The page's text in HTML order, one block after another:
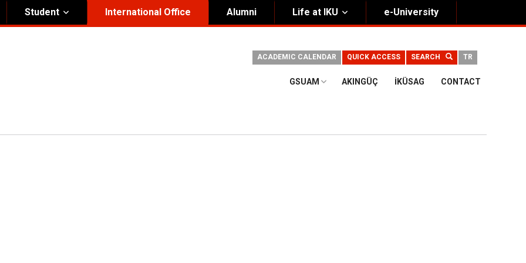
Student International Office Alumni Life at IKU e-University
TR
SEARCH
QUICK ACCESS
ACADEMIC CALENDAR
GSUAM AKINGÜÇ İKÜSAG CONTACT